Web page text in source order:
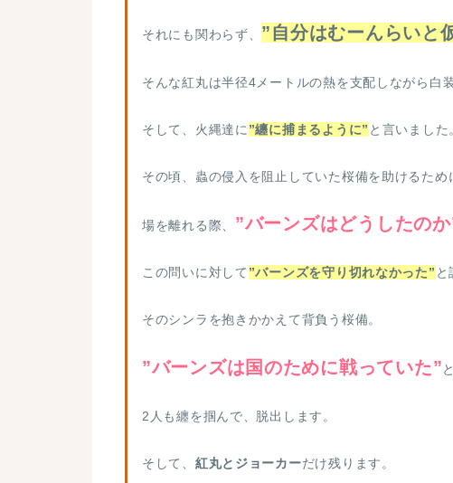
それにも関わらず、 ”自分はむーんらいと
そんな紅丸は半径4メートルの熱を支配しながら白
そして、火縄達に ”纏に捕まるように” と言いました
その頃、蟲の侵入を阻止していた桜備を助けるため
場を離れる際、 ”バーンズはどうしたのか
この問いに対して ”バーンズを守り切れなかった” と
そのシンラを抱きかかえて背負う桜備。
”バーンズは国のために戦っていた”
2人も纏を掴んで、脱出します。
そして、 紅丸とジョーカーだけ残ります。